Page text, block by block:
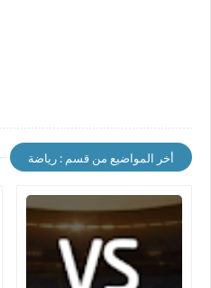
أخر المواضيع من قسم : رياضة